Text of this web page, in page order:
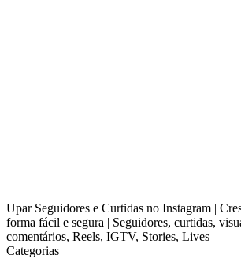
Upar Seguidores e Curtidas no Instagram |
forma fácil e segura | Seguidores, curtidas,
comentários, Reels, IGTV, Stories, Lives
Categorias